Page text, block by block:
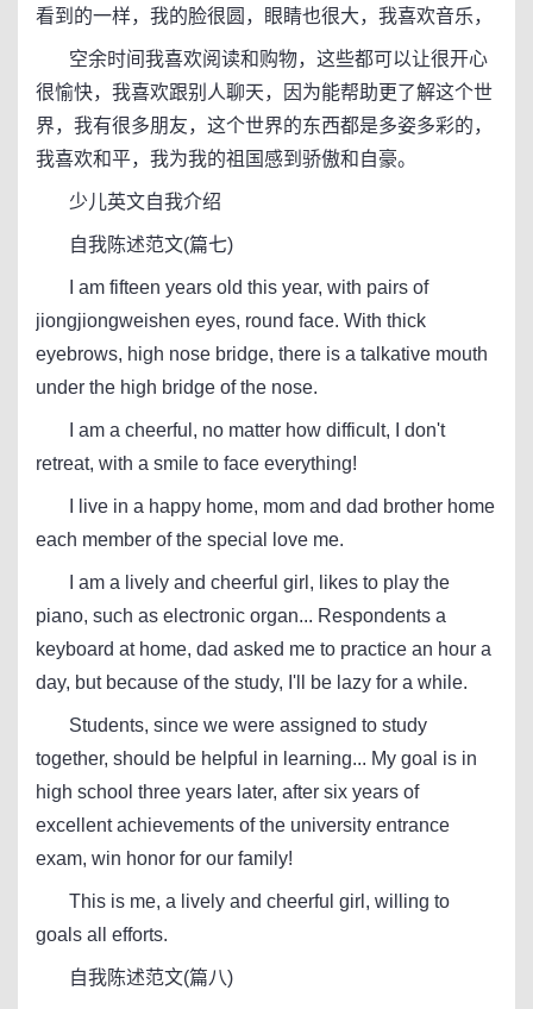
看到的一样，我的脸很圆，眼睛也很大，我喜欢音乐，
空余时间我喜欢阅读和购物，这些都可以让很开心
很愉快，我喜欢跟别人聊天，因为能帮助更了解这个世
界，我有很多朋友，这个世界的东西都是多姿多彩的，
我喜欢和平，我为我的祖国感到骄傲和自豪。
少儿英文自我介绍
自我陈述范文(篇七)
I am fifteen years old this year, with pairs of
jiongjiongweishen eyes, round face. With thick
eyebrows, high nose bridge, there is a talkative mouth
under the high bridge of the nose.
I am a cheerful, no matter how difficult, I don't
retreat, with a smile to face everything!
I live in a happy home, mom and dad brother home
each member of the special love me.
I am a lively and cheerful girl, likes to play the
piano, such as electronic organ... Respondents a
keyboard at home, dad asked me to practice an hour a
day, but because of the study, I'll be lazy for a while.
Students, since we were assigned to study
together, should be helpful in learning... My goal is in
high school three years later, after six years of
excellent achievements of the university entrance
exam, win honor for our family!
This is me, a lively and cheerful girl, willing to
goals all efforts.
自我陈述范文(篇八)